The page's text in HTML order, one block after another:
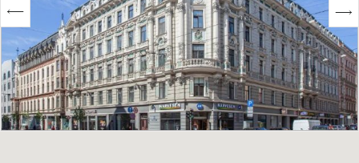
UZTURĒŠANĀS ATĻAUJA
KONTAKTI